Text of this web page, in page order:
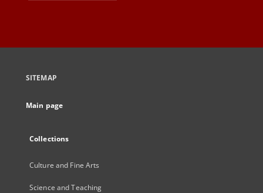
SITEMAP
Main page
Collections
Culture and Fine Arts
Science and Teaching